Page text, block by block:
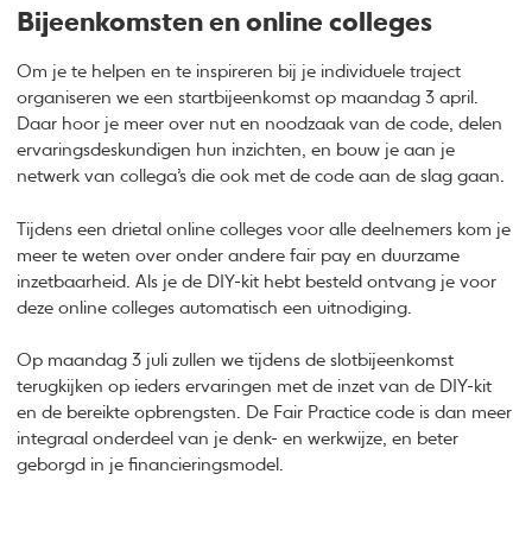
Bijeenkomsten en online colleges
Om je te helpen en te inspireren bij je individuele traject
organiseren we een startbijeenkomst op maandag 3 april.
Daar hoor je meer over nut en noodzaak van de code, delen
ervaringsdeskundigen hun inzichten, en bouw je aan je
netwerk van collega’s die ook met de code aan de slag gaan.
Tijdens een drietal online colleges voor alle deelnemers kom je
meer te weten over onder andere fair pay en duurzame
inzetbaarheid. Als je de DIY-kit hebt besteld ontvang je voor
deze online colleges automatisch een uitnodiging.
Op maandag 3 juli zullen we tijdens de slotbijeenkomst
terugkijken op ieders ervaringen met de inzet van de DIY-kit
en de bereikte opbrengsten. De Fair Practice code is dan meer
integraal onderdeel van je denk- en werkwijze, en beter
geborgd in je financieringsmodel.